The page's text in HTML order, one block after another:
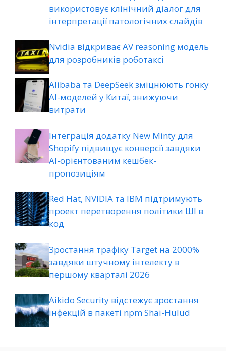
використовує клінічний діалог для
інтерпретації патологічних слайдів
Nvidia відкриває AV reasoning модель
для розробників роботаксі
Alibaba та DeepSeek зміцнюють гонку
AI-моделей у Китаї, знижуючи
витрати
Інтеграція додатку New Minty для
Shopify підвищує конверсії завдяки
AI-орієнтованим кешбек-
пропозиціям
Red Hat, NVIDIA та IBM підтримують
проект перетворення політики ШІ в
код
Зростання трафіку Target на 2000%
завдяки штучному інтелекту в
першому кварталі 2026
Aikido Security відстежує зростання
інфекцій в пакеті npm Shai-Hulud